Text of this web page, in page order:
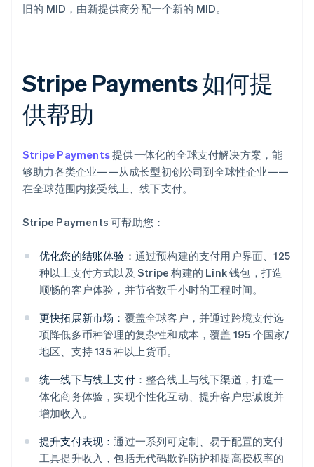
旧的 MID，由新提供商分配一个新的 MID。
Stripe Payments 如何提
供帮助
Stripe Payments提供一体化的全球支付解决方案，能
够助力各类企业——从成长型初创公司到全球性企业——
在全球范围内接受线上、线下支付。
Stripe Payments 可帮助您：
优化您的结账体验： 通过预构建的支付用户界面、125
种以上支付方式以及 Stripe 构建的 Link 钱包，打造
顺畅的客户体验，并节省数千小时的工程时间。
更快拓展新市场： 覆盖全球客户，并通过跨境支付选
项降低多币种管理的复杂性和成本，覆盖 195 个国家/
地区、支持 135 种以上货币。
统一线下与线上支付： 整合线上与线下渠道，打造一
体化商务体验，实现个性化互动、提升客户忠诚度并
增加收入。
提升支付表现：通过一系列可定制、易于配置的支付
工具提升收入，包括无代码欺诈防护和提高授权率的
阿联酋
爱尔兰
English